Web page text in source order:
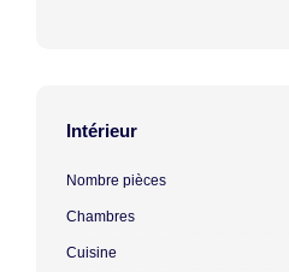
Intérieur
Nombre pièces
Chambres
Cuisine